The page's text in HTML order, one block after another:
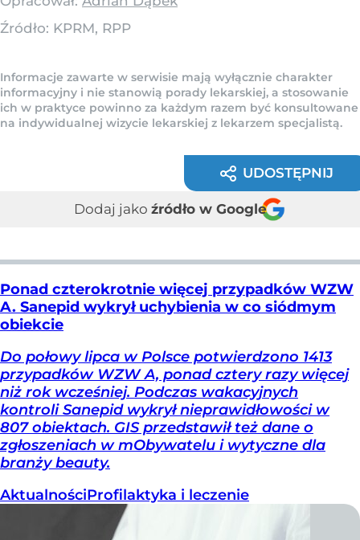
Źródło: KPRM, RPP
Informacje zawarte w serwisie mają wyłącznie charakter
informacyjny i nie stanowią porady lekarskiej, a stosowanie
ich w praktyce powinno za każdym razem być konsultowane
na indywidualnej wizycie lekarskiej z lekarzem specjalistą.
UDOSTĘPNIJ
Dodaj jako źródło w Google
Ponad czterokrotnie więcej przypadków WZW
A. Sanepid wykrył uchybienia w co siódmym
obiekcie
Do połowy lipca w Polsce potwierdzono 1413
przypadków WZW A, ponad cztery razy więcej
niż rok wcześniej. Podczas wakacyjnych
kontroli Sanepid wykrył nieprawidłowości w
807 obiektach. GIS przedstawił też dane o
zgłoszeniach w mObywatelu i wytyczne dla
branży beauty.
AktualnościProfilaktyka i leczenie